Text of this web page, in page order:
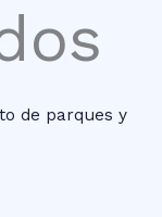
de parques y